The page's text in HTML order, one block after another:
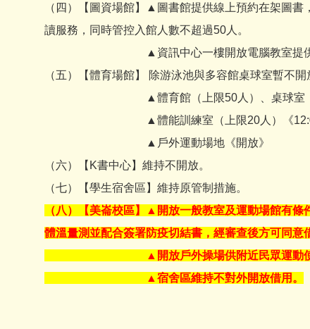
（四）【圖資場館】▲圖書館提供線上預約在架圖
讀服務，同時管控入館人數不超過50人。
▲資訊中心一樓開放電腦教室提供梅花
（五）【體育場館】 除游泳池與多容館桌球室暫不
▲體育館（上限50人）、桌球室（上限
▲體能訓練室（上限20人）《
▲戶外運動場地《開放》
（六）【K書中心】維持不開放。
（七）【學生宿舍區】維持原管制措施。
（八）【美崙校區】▲開放一般教室及運動場館有
體溫量測並配合簽署防疫切結書，經審查後方可同意
▲開放戶外操場供附近民眾運動使
▲宿舍區維持不對外開放借用。